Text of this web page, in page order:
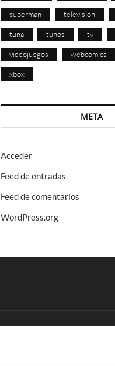
superman televisión
tuna tunos tv
videojuegos webcomics
xbox
META
Acceder
Feed de entradas
Feed de comentarios
WordPress.org